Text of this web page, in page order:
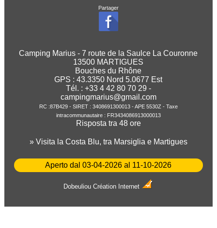
Partager
Camping Marius - 7 route de la Saulce La Couronne
13500 MARTIGUES
Bouches du Rhône
GPS :43.3350 Nord 5.0677 Est
Tél. : +33 4 42 80 70 29 -
campingmarius@gmail.com
RC :87B429 - SIRET : 3408691300013 - APE 5530Z - Taxe
intracommunautaire : FR3434086913000013
Risposta tra 48 ore
» Visita la Costa Blu, tra Marsiglia e Martigues
Aperto dal 03-04-2026 al 11-10-2026
Dobeuliou Création Internet